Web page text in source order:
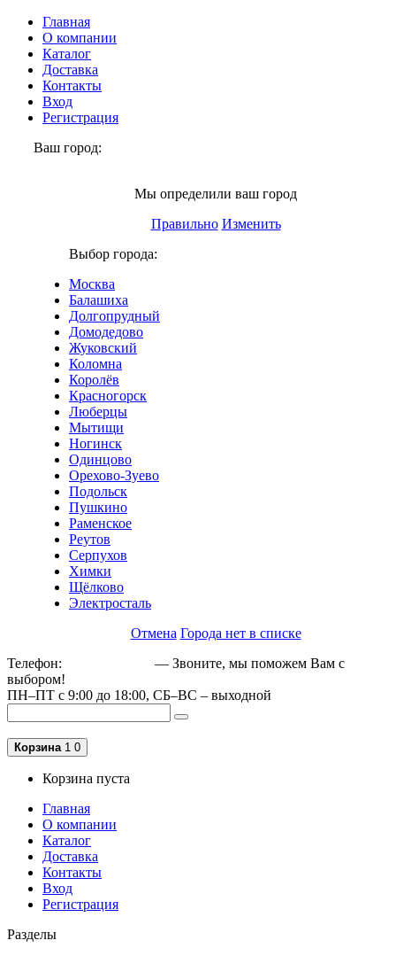
Главная
О компании
Каталог
Доставка
Контакты
Вход
Регистрация
Ваш город:
Мы определили ваш город
Правильно Изменить
Выбор города:
Москва
Балашиха
Долгопрудный
Домодедово
Жуковский
Коломна
Королёв
Красногорск
Люберцы
Мытищи
Ногинск
Одинцово
Орехово-Зуево
Подольск
Пушкино
Раменское
Реутов
Серпухов
Химки
Щёлково
Электросталь
Отмена Города нет в списке
Телефон:
— Звоните, мы поможем Вам с
выбором!
ПН–ПТ с 9:00 до 18:00, СБ–ВС – выходной
Корзина 1 0
Корзина пуста
Главная
О компании
Каталог
Доставка
Контакты
Вход
Регистрация
Разделы